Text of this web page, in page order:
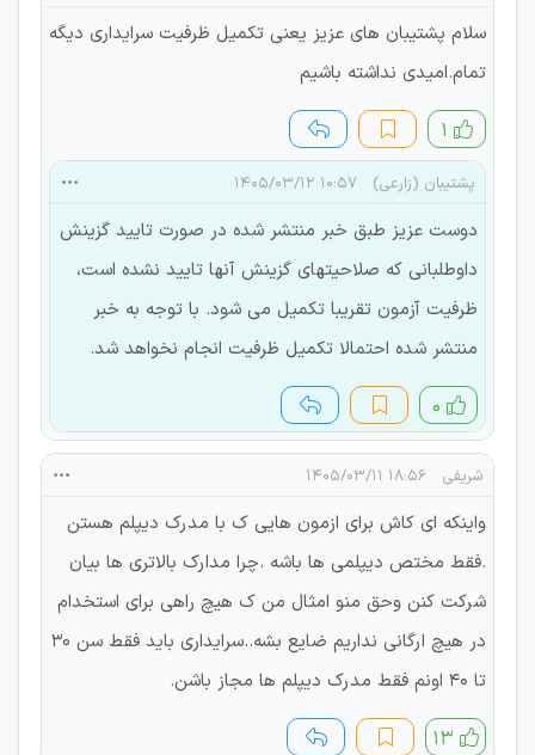
سلام پشتیبان های عزیز یعنی تکمیل ظرفیت سرایداری دیگه
تمام.امیدی نداشته باشیم
۱
پشتیبان (زارعی) ۱۰:۵۷ ۱۴۰۵/۰۳/۱۲
دوست عزیز طبق خبر منتشر شده در صورت تایید گزینش
داوطلبانی که صلاحیتهای گزینش آنها تایید نشده است،
ظرفیت آزمون تقریبا تکمیل می شود. با توجه به خبر
منتشر شده احتمالا تکمیل ظرفیت انجام نخواهد شد.
۰
شریفی ۱۸:۵۶ ۱۴۰۵/۰۳/۱۱
واینکه ای کاش برای ازمون هایی ک با مدرک دیپلم هستن
.فقط مختص دیپلمی ها باشه .چرا مدارک بالاتری ها بیان
شرکت کنن وحق منو امثال من ک هیچ راهی برای استخدام
در هیچ ارگانی نداریم ضایع بشه..سرایداری باید فقط سن ۳۰
تا ۴۰ اونم فقط مدرک دیپلم ها مجاز باشن.
۱۳